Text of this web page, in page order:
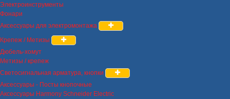
Электроинструменты
Фонари
Аксессуары для электромонтажа
Крепеж / Метизы
Дюбель-хомут
Метизы / крепеж
Светосигнальная арматура, кнопки
Аксессуары - Посты кнопочные
Аксессуары Harmony Schneider Electric